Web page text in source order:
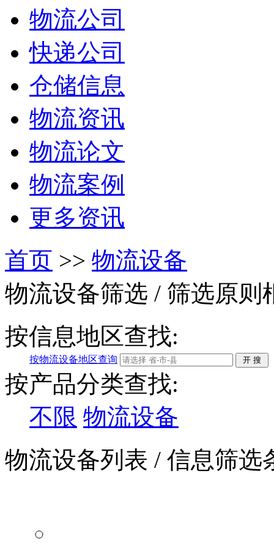
物流公司
快递公司
仓储信息
物流资讯
物流论文
物流案例
更多资讯
首页 >> 物流设备
物流设备筛选 / 筛选原则
按信息地区查找:
按物流设备地区查询
按产品分类查找:
不限 物流设备
物流设备列表 / 信息筛选